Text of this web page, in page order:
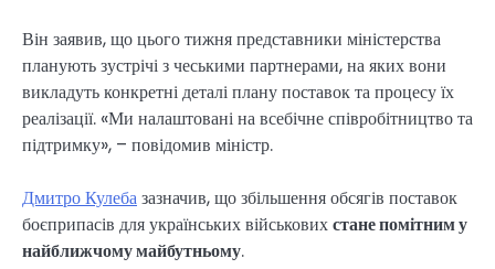
Він заявив, що цього тижня представники міністерства
планують зустрічі з чеськими партнерами, на яких вони
викладуть конкретні деталі плану поставок та процесу їх
реалізації. «Ми налаштовані на всебічне співробітництво та
підтримку», – повідомив міністр.
Дмитро Кулебазазначив, що збільшення обсягів поставок
боєприпасів для українських військовихстане помітним у
найближчому майбутньому.